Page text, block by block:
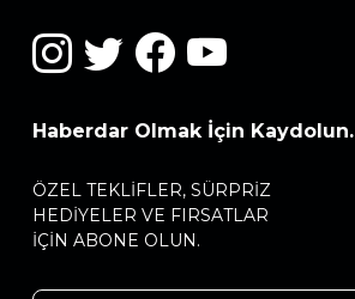
Haberdar Olmak İçin Kaydolun.
ÖZEL TEKLIFLER, SÜRPRIZ
HEDIYELER VE FIRSATLAR
IÇIN ABONE OLUN.